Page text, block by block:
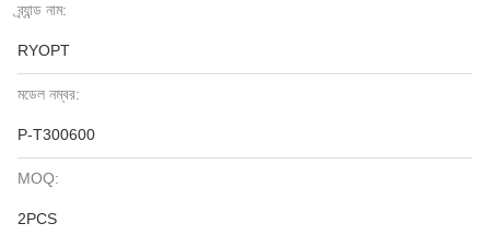
ব্র্যান্ড নাম:
RYOPT
মডেল নম্বর:
P-T300600
MOQ:
2PCS